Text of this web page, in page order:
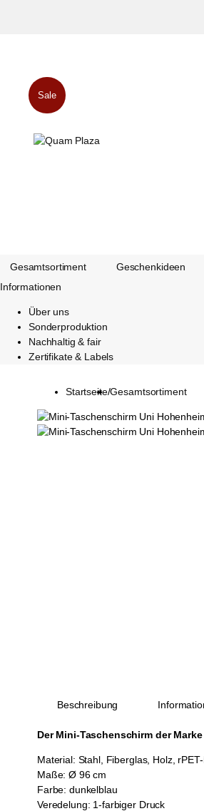
Gesamtsortiment Geschenkideen
Informationen
Über uns
Sonderproduktion
Nachhaltig & fair
Zertifikate & Labels
Startseite/Gesamtsortiment
Sale
Beschreibung
Der Mini-Taschenschirm der
Material: Stahl, Fiberglas, Holz,
Maße: Ø 96 cm
Farbe: dunkelblau
Veredelung: 1-farbiger Druck